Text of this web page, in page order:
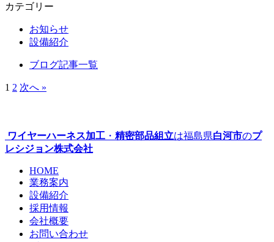
カテゴリー
お知らせ
設備紹介
ブログ記事一覧
1 2 次へ »
ワイヤーハーネス加工 ・ 精密部品組立は福島県白河市のプ
レシジョン株式会社
HOME
業務案内
設備紹介
採用情報
会社概要
お問い合わせ